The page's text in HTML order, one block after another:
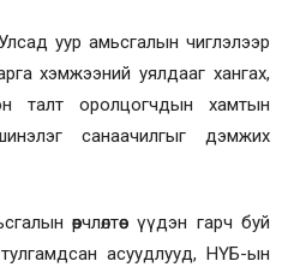
уур амьсгалын чиглэлээр
хэмжээний уялдааг хангах,
талт оролцогчдын хамтын
санаачилгыг дэмжих
өөрчлөлтөөс үүдэн гарч буй
асуудлууд, НҮБ-ын